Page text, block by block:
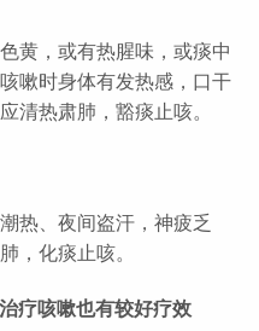
，或有热腥味，或痰中
嗽时身体有发热感，口干
清热肃肺，豁痰止咳。
、夜间盗汗，神疲乏
，化痰止咳。
疗咳嗽也有较好疗效